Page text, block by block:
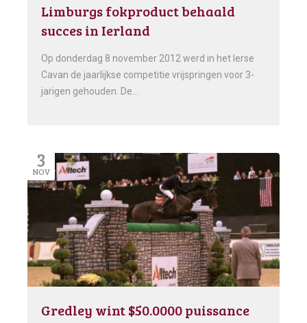
Limburgs fokproduct behaald
succes in Ierland
Op donderdag 8 november 2012 werd in het Ierse
Cavan de jaarlijkse competitie vrijspringen voor 3-
jarigen gehouden. De…
3
NOV
Gredley wint $50.0000 puissance